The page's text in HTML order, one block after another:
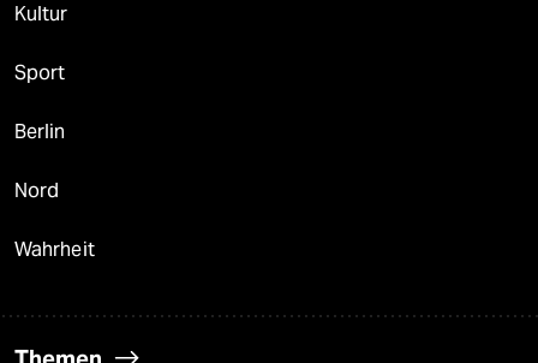
Kultur
Sport
Berlin
Nord
Wahrheit